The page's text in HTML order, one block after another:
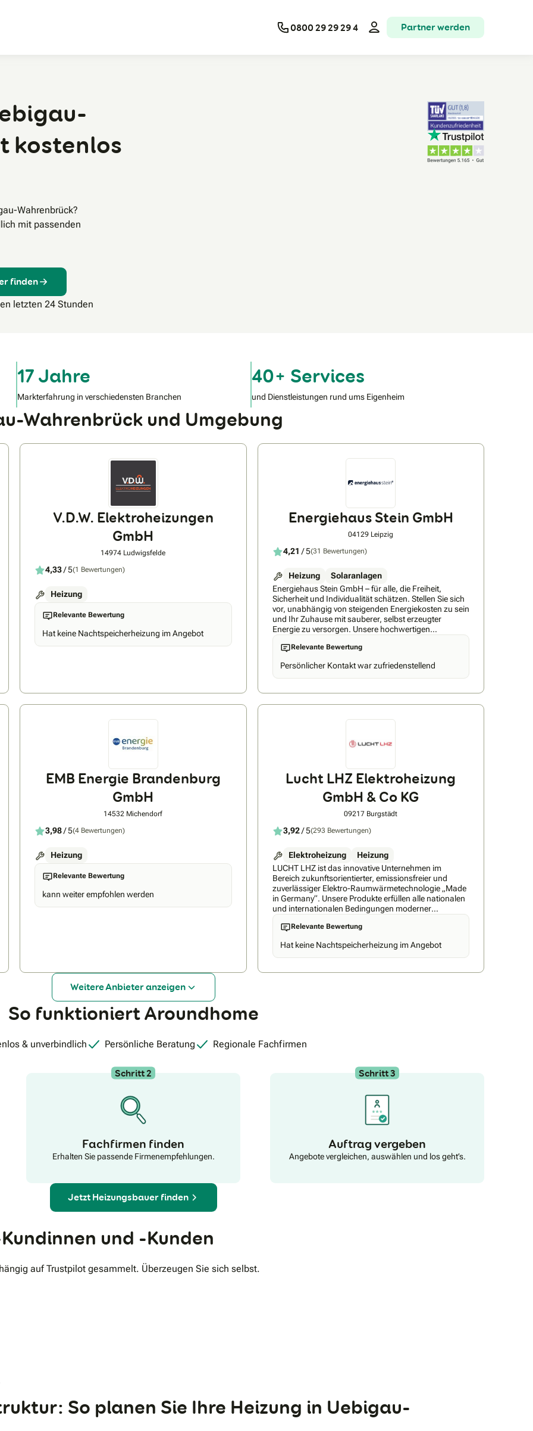
0800 29 29 29 4 Partner werden
kostenlos
Wahrenbrück?
mit passenden
finden
letzten 24 Stunden
17 Jahre
Markterfahrung in verschiedensten Branchen
40+ Services
und Dienstleistungen rund ums Eigenheim
Wahrenbrück und Umgebung
V.D.W. Elektroheizungen
GmbH
14974 Ludwigsfelde
4,33/ 5(1 Bewertungen)
Heizung
Relevante Bewertung
Hat keine Nachtspeicherheizung im Angebot
Energiehaus Stein GmbH
04129 Leipzig
4,21 / 5(31 Bewertungen)
Heizung
Solaranlagen
Energiehaus Stein GmbH – für alle, die Freiheit,
Sicherheit und Individualität schätzen. Stellen Sie sich
vor, unabhängig von steigenden Energiekosten zu sein
und Ihr Zuhause mit sauberer, selbst erzeugter
Energie zu versorgen. Unsere hochwertigen
Photovoltaikanlagen und effizienten Heizsysteme
stehen für Qualität und Zuverlässigkeit. Wir begleiten
gestalten – mit Lösungen, die genau zu Ihren
Bedürfnissen passen. Spüren Sie die Freiheit, Ihr
Erfahrung, damit Ihr Zuhause so einzigartig wird wie
Relevante Bewertung
Persönlicher Kontakt war zufriedenstellend
EMB Energie Brandenburg
GmbH
14532 Michendorf
3,98/ 5(4 Bewertungen)
Heizung
Relevante Bewertung
kann weiter empfohlen werden
Lucht LHZ Elektroheizung
GmbH & Co KG
09217 Burgstädt
3,92/ 5(293 Bewertungen)
Elektroheizung
Heizung
LUCHT LHZ ist das innovative Unternehmen im
Bereich zukunftsorientierter, emissionsfreier und
zuverlässiger Elektro-Raumwärmetechnologie „Made
in Germany“. Unsere Produkte erfüllen alle nationalen
und internationalen Bedingungen moderner
Heizungsanlagen. Die einfache Kopplungsmöglichkeit
mit Strom aus erneuerbarer Energie, sowie unsere
dass unsere Top-Produkte ganz vorn sind. Das dürfen
unsere Kunden weltweit erwarten. Seit 30 Jahren.
über 32 Ländern. Zum Produktportfolio zählen u.a.
Flächen-Speicherheizungen, Designheizungen,
Infrarotheizungen. Die Fertigung unserer Produkte
erfolgt an unseren Standorten Hartmannsdorf und
unter https://www.youtube.com/channel/UCKaJIpwxYn83zLd0_jTapvQ
Relevante Bewertung
Hat keine Nachtspeicherheizung im Angebot
Weitere Anbieter anzeigen
So funktioniert Aroundhome
& unverbindlich Persönliche Beratung Regionale Fachfirmen
Schritt 2
Fachfirmen finden
Erhalten Sie passende Firmenempfehlungen.
Schritt 3
Auftrag vergeben
Angebote vergleichen, auswählen und los geht’s.
Jetzt Heizungsbauer finden
und -Kunden
auf Trustpilot gesammelt. Überzeugen Sie sich selbst.
So planen Sie Ihre Heizung in Uebigau-